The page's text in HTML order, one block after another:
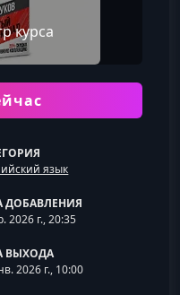
курса
язык
ДОБАВЛЕНИЯ
2026 г., 20:35
ВЫХОДА
2026 г., 10:00